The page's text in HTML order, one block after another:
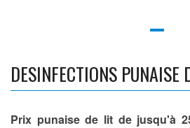
DESINFECTIONS PUNAISE
Prix punaise de lit de jusqu'à